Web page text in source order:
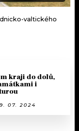
valtického
kraji do dolů,
i
07. 2024